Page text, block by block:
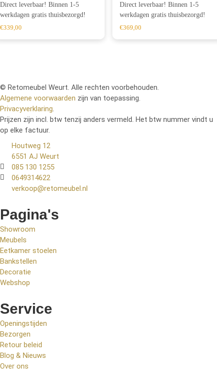
Direct leverbaar! Binnen 1-5
werkdagen gratis thuisbezorgd!
€339,00
Direct leverbaar! Binnen 1-5
werkdagen gratis thuisbezorgd!
€369,00
© Retomeubel Weurt. Alle rechten voorbehouden.
Algemene voorwaarden zijn van toepassing.
Privacyverklaring
Prijzen zijn incl. btw tenzij anders vermeld. Het btw nummer vindt u
op elke factuur.
Houtweg 12
6551 AJ Weurt
085 130 1255
0649314622
verkoop@retomeubel.nl
Pagina's
Showroom
Meubels
Eetkamer stoelen
Bankstellen
Decoratie
Webshop
Service
Openingstijden
Bezorgen
Retour beleid
Blog & Nieuws
Over ons